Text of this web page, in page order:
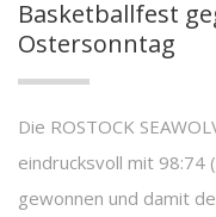
Basketballfest
Ostersonntag
Die ROSTOCK
eindrucksvoll mit 98:74
gewonnen und damit